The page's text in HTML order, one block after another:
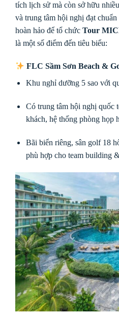
tích lịch sử mà còn sở hữu
và trung tâm hội nghị đạt
hoàn hảo để tổ chức Tour
là một số điểm đến tiêu biểu:
FLC Sầm Sơn Beach &
Khu nghỉ dưỡng 5 sao với
Có trung tâm hội nghị quốc
khách, hệ thống phòng họp
Bãi biển riêng, sân golf 18
phù hợp cho team building